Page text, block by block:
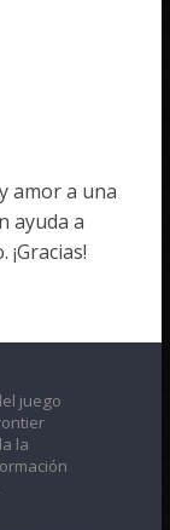
amor a una
ayuda a
juego
la